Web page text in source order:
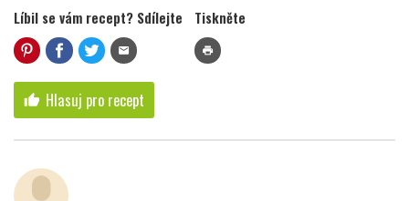
Líbil se vám recept? Sdílejte
mail
Tiskněte
print
thumb_up Hlasuj pro recept